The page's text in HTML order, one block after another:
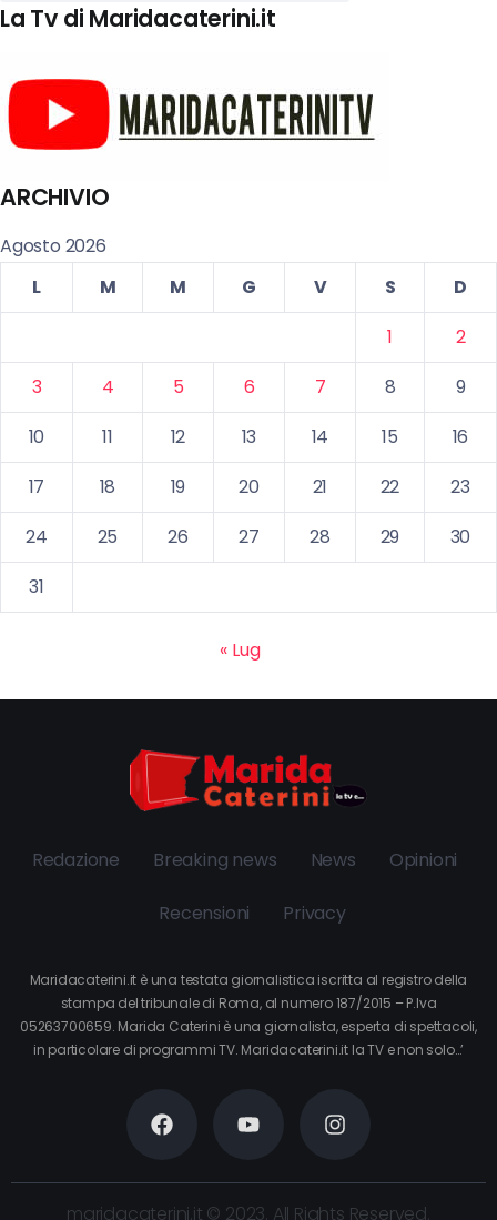
La Tv di Maridacaterini.it
ARCHIVIO
Agosto 2026
L
M M G V S
D
1
2
3
4 5 6 7 8
9
10
11 12 13 14 15
16
17
18 19 20 21 22
23
24
25 26 27 28 29
30
31
« Lug
Redazione Breaking news News Opinioni
Recensioni Privacy
Maridacaterini.it è una testata giornalistica iscritta al registro della
stampa del tribunale di Roma, al numero 187/2015 – P.Iva
05263700659. Marida Caterini è una giornalista, esperta di spettacoli,
in particolare di programmi TV. Maridacaterini.it la TV e non solo…’
maridacaterini.it © 2023. All Rights Reserved.